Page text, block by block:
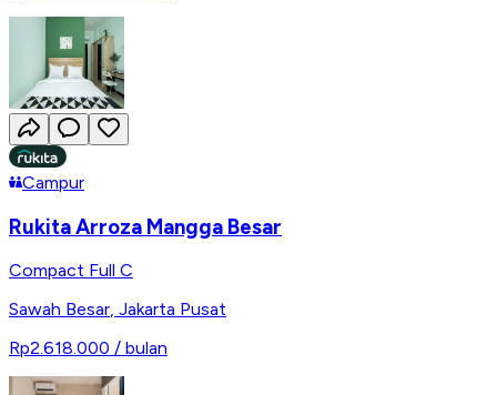
Campur
Rukita Arroza Mangga Besar
Compact Full C
Sawah Besar, Jakarta Pusat
Rp2.618.000 / bulan